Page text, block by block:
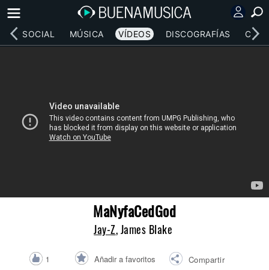
RED SOCIAL MÚSICA VÍDEOS DISCOGRAFÍAS
MaNyfaCedGod
Jay-Z, James Blake
1 Añadir a favoritos Compartir